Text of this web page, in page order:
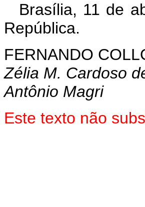
Brasília, 11 de
República.
FERNANDO
Zélia M. Cardoso
Antônio Magri
Este texto não